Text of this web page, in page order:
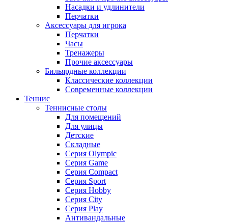
Насадки и удлинители
Перчатки
Аксессуары для игрока
Перчатки
Часы
Тренажеры
Прочие аксессуары
Бильярдные коллекции
Классические коллекции
Современные коллекции
Теннис
Теннисные столы
Для помещений
Для улицы
Детские
Складные
Серия Olympic
Серия Game
Серия Compact
Серия Sport
Серия Hobby
Серия City
Серия Play
Антивандальные